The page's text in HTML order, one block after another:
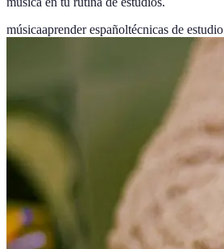
músicaaprender españoltécnicas de estudio